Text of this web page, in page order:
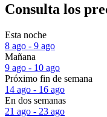
Consulta los
Esta noche
8 ago - 9 ago
Mañana
9 ago - 10 ago
Próximo fin de semana
14 ago - 16 ago
En dos semanas
21 ago - 23 ago